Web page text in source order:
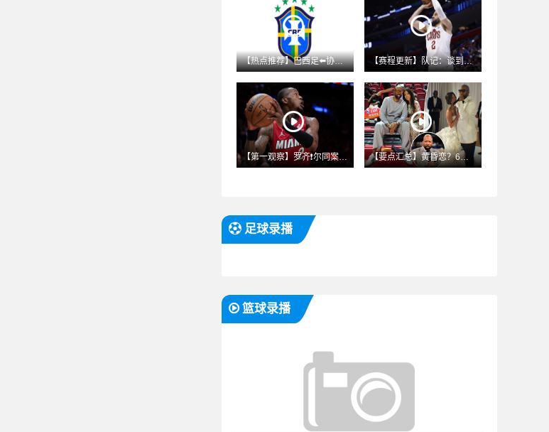
【热点推荐】巴西足⬅️协主席：就我个人而言，我对出售世界杯股 【赛程更新】队记：谈到引援总想拿斯特鲁斯当筹码⬅️ 但对方其
【第一观察】罗齐❗尔同案被告&儿时好友被指⚽控违反保释规定 【要点汇总】黄昏恋？6✨1岁肯尼·史密斯三婚了女方是小他19
足球录播
篮球录播